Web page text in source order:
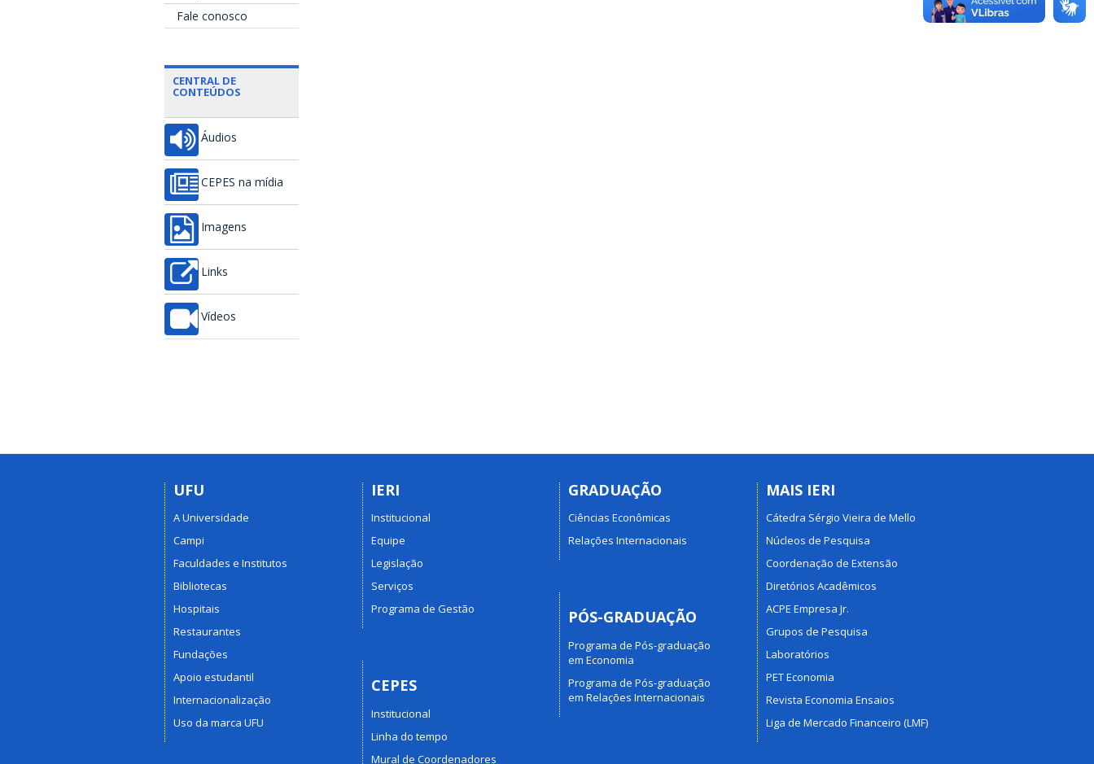
Fale conosco
CENTRAL DE
CONTEÚDOS
Áudios
CEPES na mídia
Imagens
Links
Vídeos
UFU
A Universidade
Campi
Faculdades e Institutos
Bibliotecas
Hospitais
Restaurantes
Fundações
Apoio estudantil
Internacionalização
Uso da marca UFU
IERI
Institucional
Equipe
Legislação
Serviços
Programa de Gestão
CEPES
Institucional
Linha do tempo
Mural de Coordenadores
GRADUAÇÃO
Ciências Econômicas
Relações Internacionais
PÓS-GRADUAÇÃO
Programa de Pós-graduação
em Economia
Programa de Pós-graduação
em Relações Internacionais
MAIS IERI
Cátedra Sérgio Vieira de Mello
Núcleos de Pesquisa
Coordenação de Extensão
Diretórios Acadêmicos
ACPE Empresa Jr.
Grupos de Pesquisa
Laboratórios
PET Economia
Revista Economia Ensaios
Liga de Mercado Financeiro (LMF)